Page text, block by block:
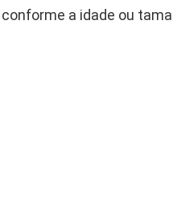
conforme a idade ou